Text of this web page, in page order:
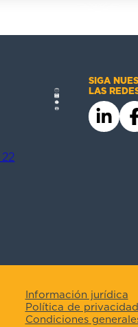
SIGA
LAS
Información jurídica
Política de privacidad
Condiciones